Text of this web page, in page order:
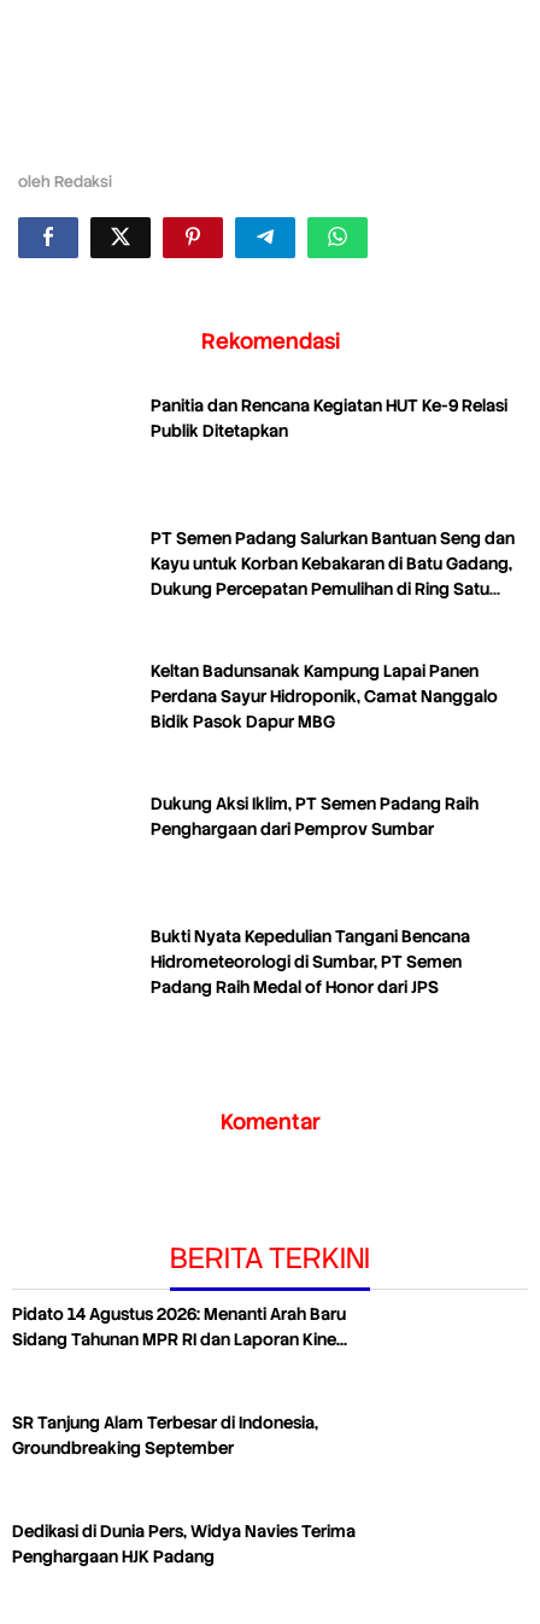
oleh Redaksi
Rekomendasi
Panitia dan Rencana Kegiatan HUT Ke-9 Relasi
Publik Ditetapkan
PT Semen Padang Salurkan Bantuan Seng dan
Kayu untuk Korban Kebakaran di Batu Gadang,
Dukung Percepatan Pemulihan di Ring Satu
Keltan Badunsanak Kampung Lapai Panen
Perdana Sayur Hidroponik, Camat Nanggalo
Bidik Pasok Dapur MBG
Dukung Aksi Iklim, PT Semen Padang Raih
Penghargaan dari Pemprov Sumbar
Bukti Nyata Kepedulian Tangani Bencana
Hidrometeorologi di Sumbar, PT Semen
Padang Raih Medal of Honor dari JPS
Komentar
BERITA TERKINI
Pidato 14 Agustus 2026: Menanti Arah Baru
Sidang Tahunan MPR RI dan Laporan Kine…
SR Tanjung Alam Terbesar di Indonesia,
Groundbreaking September
Dedikasi di Dunia Pers, Widya Navies Terima
Penghargaan HJK Padang